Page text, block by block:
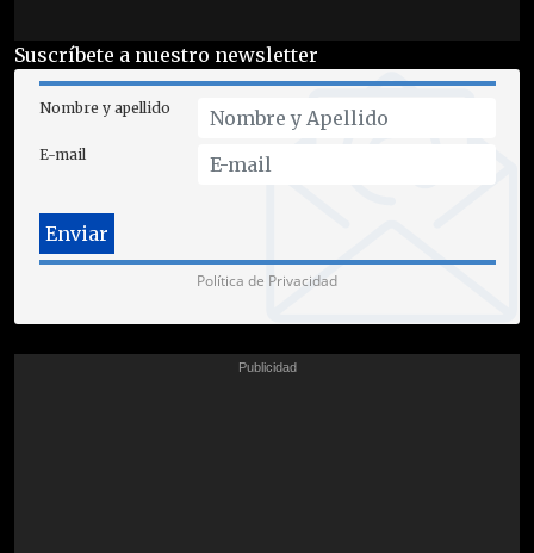
Suscríbete a nuestro newsletter
Nombre y apellido
E-mail
Política de Privacidad